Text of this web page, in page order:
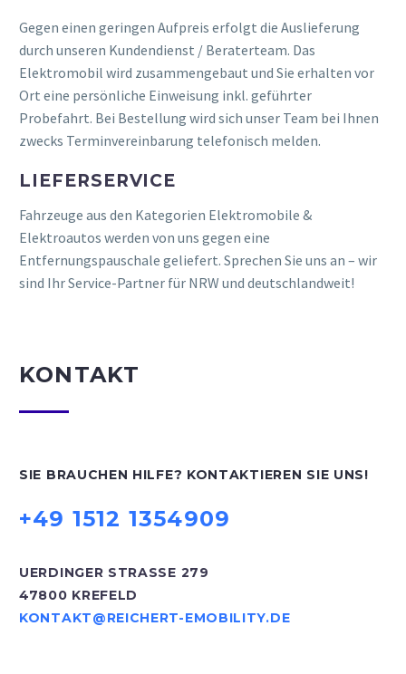
Gegen einen geringen Aufpreis erfolgt die Auslieferung
durch unseren Kundendienst / Beraterteam. Das
Elektromobil wird zusammengebaut und Sie erhalten vor
Ort eine persönliche Einweisung inkl. geführter
Probefahrt. Bei Bestellung wird sich unser Team bei Ihnen
zwecks Terminvereinbarung telefonisch melden.
LIEFERSERVICE
Fahrzeuge aus den Kategorien Elektromobile &
Elektroautos werden von uns gegen eine
Entfernungspauschale geliefert. Sprechen Sie uns an – wir
sind Ihr Service-Partner für NRW und deutschlandweit!
KONTAKT
SIE BRAUCHEN HILFE? KONTAKTIEREN SIE UNS!
+49 1512 1354909
UERDINGER STRASSE 279
47800 KREFELD
KONTAKT@REICHERT-EMOBILITY.DE